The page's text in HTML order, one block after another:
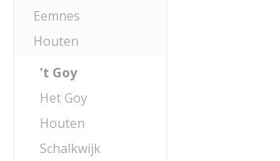
Eemnes
Houten
't Goy
Het Goy
Houten
Schalkwijk